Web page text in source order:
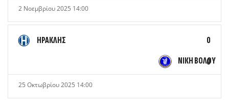
2 Νοεμβρίου 2025 14:00
ΗΡΑΚΛΗΣ
0
ΝΙΚΗ ΒΟΛΟΥ
0
25 Οκτωβρίου 2025 14:00